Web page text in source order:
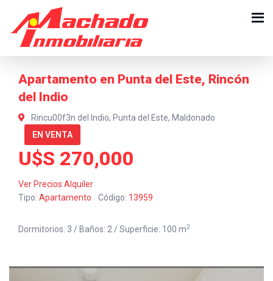
Apartamento en Punta del Este, Rincón
del Indio
Rincu00f3n del Indio, Punta del Este, Maldonado
EN VENTA
U$S 270,000
Ver Precios Alquiler
Tipo: Apartamento Código: 13959
Dormitorios: 3 / Baños: 2 / Superficie: 100 m2